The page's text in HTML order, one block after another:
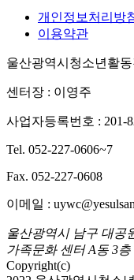
개인정보처리방
이용약관
울산광역시청소년활
센터장 : 이영주
사업자등록번호 : 201-
Tel. 052-227-0606~7
Fax. 052-227-0608
이메일 :
울산광역시 남구 대공
가족문화 센터 A동 3층
Copyright(c)